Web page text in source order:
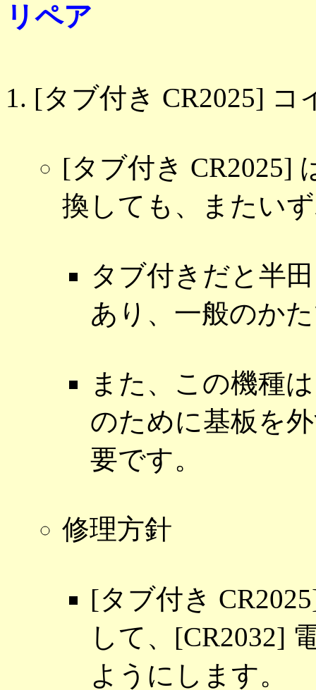
リペア
[タブ付き CR2025] コ
[タブ付き CR2025]
換しても、またい
タブ付きだと半
あり、一般のか
また、この機種
のために基板を
要です。
修理方針
[タブ付き
して、[CR2032]
ようにします。